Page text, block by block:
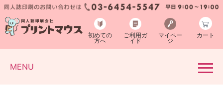
初めての
方へ
ご利用ガ
イド
マイペー
ジ
カート
MENU